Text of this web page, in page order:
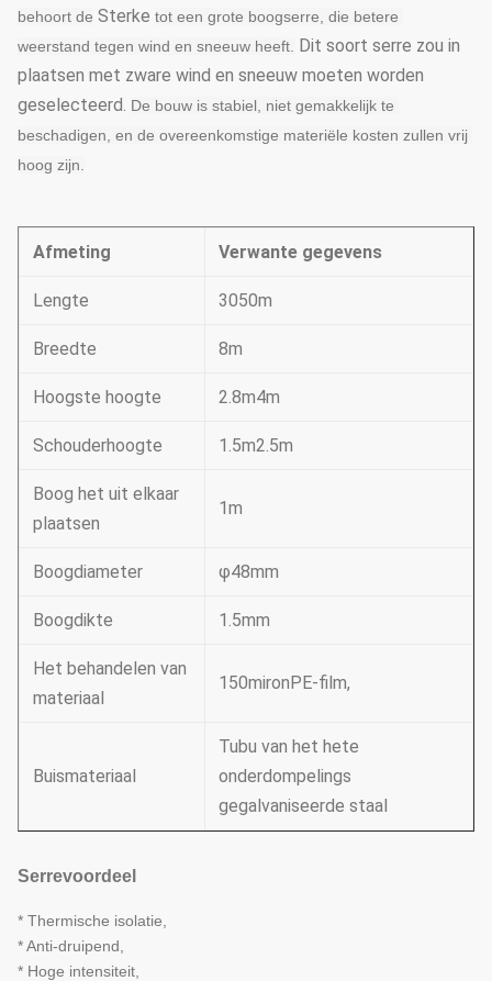
behoort de Sterke tot een grote boogserre, die betere
weerstand tegen wind en sneeuw heeft. Dit soort serre zou in
plaatsen met zware wind en sneeuw moeten worden
geselecteerd. De bouw is stabiel, niet gemakkelijk te
beschadigen, en de overeenkomstige materiële kosten zullen vrij
hoog zijn
Afmeting Verwante gegevens
Lengte 3050m
Breedte 8m
Hoogste hoogte 2.8m4m
Schouderhoogte 1.5m2.5m
Boog het uit elkaar
plaatsen
1m
Boogdiameter φ48mm
Boogdikte 1.5mm
Het behandelen van
materiaal
150mironPE-film,
Buismateriaal
Tubu van het hete
onderdompelings
gegalvaniseerde staal
Serrevoordeel
* Thermische isolatie,
* Anti-druipend,
* Hoge intensiteit,